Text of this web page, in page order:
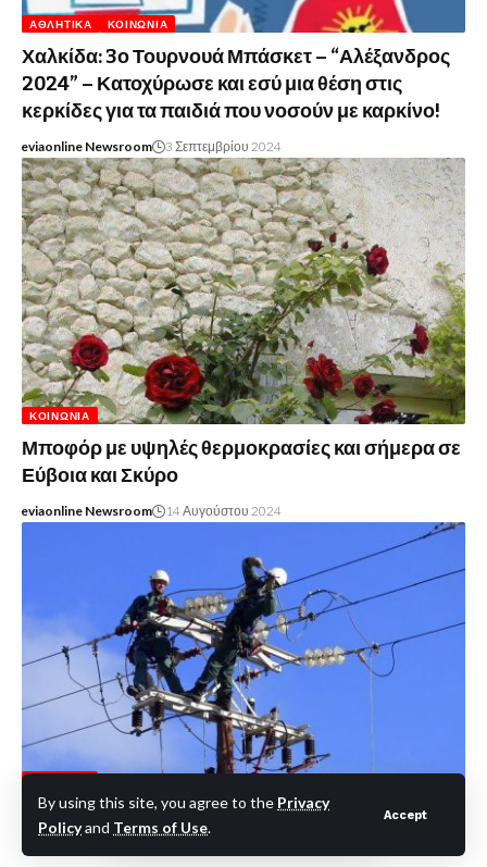
By using this site, you agree to the Privacy
Policyand Terms of Use.
Accept
ΑΘΛΗΤΙΚΆ ΚΟΙΝΩΝΊΑ
Χαλκίδα: 3ο Τουρνουά Μπάσκετ – “Αλέξανδρος
2024” – Κατοχύρωσε και εσύ μια θέση στις
κερκίδες για τα παιδιά που νοσούν με καρκίνο!
eviaonline Newsroom 3 Σεπτεμβρίου 2024
ΚΟΙΝΩΝΊΑ
Μποφόρ με υψηλές θερμοκρασίες και σήμερα σε
Εύβοια και Σκύρο
eviaonline Newsroom 14 Αυγούστου 2024
Εύβοια: Αυτές οι περιοχές θα μείνουν χωρίς
ρεύμα σήμερα 18/10